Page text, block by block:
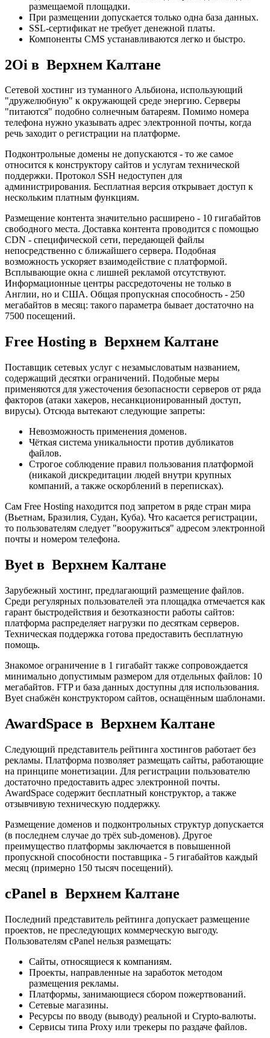
размещаемой площадки.
При размещении допускается только одна база данных.
SSL-сертификат не требует денежной платы.
Компоненты CMS устанавливаются легко и быстро.
2Oi в Верхнем Калтане
Сетевой хостинг из туманного Альбиона, использующий
"дружелюбную" к окружающей среде энергию. Серверы
"питаются" подобно солнечным батареям. Помимо номера
телефона нужно указывать адрес электронной почты, когда
речь заходит о регистрации на платформе.
Подконтрольные домены не допускаются - то же самое
относится к конструктору сайтов и услугам технической
поддержки. Протокол SSH недоступен для
администрирования. Бесплатная версия открывает доступ к
нескольким платным функциям.
Размещение контента значительно расширено - 10 гигабайтов
свободного места. Доставка контента проводится с помощью
CDN - специфической сети, передающей файлы
непосредственно с ближайшего сервера. Подобная
возможность ускоряет взаимодействие с платформой.
Всплывающие окна с лишней рекламой отсутствуют.
Информационные центры рассредоточены не только в
Англии, но и США. Общая пропускная способность - 250
мегабайтов в месяц: такого параметра бывает достаточно на
7500 посещений.
Free Hosting в Верхнем Калтане
Поставщик сетевых услуг с незамысловатым названием,
содержащий десятки ограничений. Подобные меры
применяются для ужесточения безопасности серверов от ряда
факторов (атаки хакеров, несанкционированный доступ,
вирусы). Отсюда вытекают следующие запреты:
Невозможность применения доменов.
Чёткая система уникальности против дубликатов
файлов.
Строгое соблюдение правил пользования платформой
(никакой дискредитации людей внутри крупных
компаний, а также оскорблений в переписках).
Сам Free Hosting находится под запретом в ряде стран мира
(Вьетнам, Бразилия, Судан, Куба). Что касается регистрации,
то пользователям следует "вооружиться" адресом электронной
почты и номером телефона.
Byet в Верхнем Калтане
Зарубежный хостинг, предлагающий размещение файлов.
Среди регулярных пользователей эта площадка отмечается как
гарант быстродействия и безотказности работы сайтов:
платформа распределяет нагрузки по десяткам серверов.
Техническая поддержка готова предоставить бесплатную
помощь.
Знакомое ограничение в 1 гигабайт также сопровождается
минимально допустимым размером для отдельных файлов: 10
мегабайтов. FTP и база данных доступны для использования.
Byet снабжён конструктором сайтов, оснащённым шаблонами.
AwardSpace в Верхнем Калтане
Следующий представитель рейтинга хостингов работает без
рекламы. Платформа позволяет размещать сайты, работающие
на принципе монетизации. Для регистрации пользователю
достаточно предоставить адрес электронной почты.
AwardSpace содержит бесплатный конструктор, а также
отзывчивую техническую поддержку.
Размещение доменов и подконтрольных структур допускается
(в последнем случае до трёх sub-доменов). Другое
преимущество платформы заключается в повышенной
пропускной способности поставщика - 5 гигабайтов каждый
месяц (примерно 150 тысяч посещений).
cPanel в Верхнем Калтане
Последний представитель рейтинга допускает размещение
проектов, не преследующих коммерческую выгоду.
Пользователям cPanel нельзя размещать:
Сайты, относящиеся к компаниям.
Проекты, направленные на заработок методом
размещения рекламы.
Платформы, занимающиеся сбором пожертвований.
Сетевые магазины.
Ресурсы по вводу (выводу) реальной и Crypto-валюты.
Сервисы типа Proxy или трекеры по раздаче файлов.